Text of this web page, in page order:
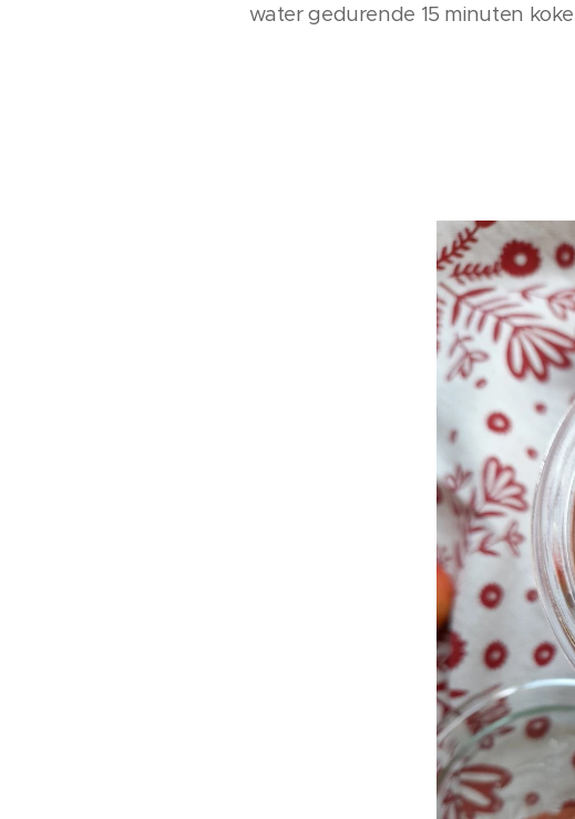
water gedurende 15 minuten